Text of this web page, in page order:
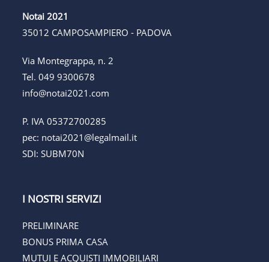
Notai 2021
35012 CAMPOSAMPIERO - PADOVA
Via Montegrappa, n. 2
Tel.049 9300678
info@notai2021.com
P. IVA 05372700285
pec: notai2021@legalmail.it
SDI: SUBM70N
I NOSTRI SERVIZI
PRELIMINARE
BONUS PRIMA CASA
MUTUI E ACQUISTI IMMOBILIARI